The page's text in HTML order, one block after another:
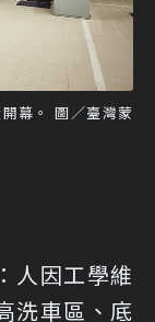
幕。 圖／臺灣蒙
人因工學維
洗車區、底